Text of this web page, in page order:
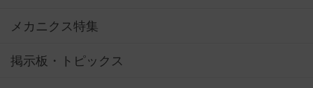
メカニクス特集
掲示板・トピックス